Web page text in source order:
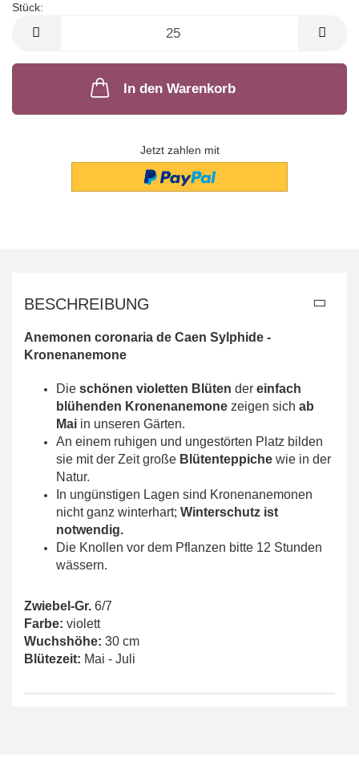
Stück:
In den Warenkorb
Jetzt zahlen mit
BESCHREIBUNG
Anemonen coronaria de Caen Sylphide -
Kronenanemone
Die schönen violetten Blüten der einfach
blühenden Kronenanemone zeigen sich ab
Mai in unseren Gärten.
An einem ruhigen und ungestörten Platz bilden
sie mit der Zeit große Blütenteppiche wie in der
Natur.
In ungünstigen Lagen sind Kronenanemonen
nicht ganz winterhart; Winterschutz ist
notwendig.
Die Knollen vor dem Pflanzen bitte 12 Stunden
wässern.
Zwiebel-Gr. 6/7
Farbe: violett
Wuchshöhe: 30 cm
Blütezeit: Mai - Juli